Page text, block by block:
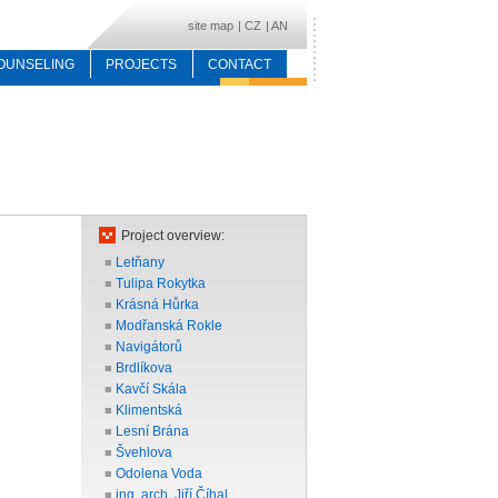
| AN
| CZ
site map
PROJECTS CONTACT
Project overview:
■ Letňany
■ Tulipa Rokytka
■ Krásná Hůrka
■ Modřanská Rokle
■ Navigátorů
■ Brdlíkova
■ Kavčí Skála
■ Klimentská
■ Lesní Brána
■ Švehlova
■ Odolena Voda
■ ing. arch. Jiří Číhal